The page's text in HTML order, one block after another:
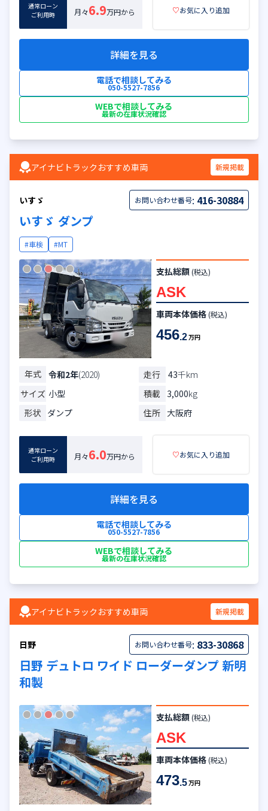
通常ローン
ご利用時
月々6.9万円から ♡お気に入り追加
詳細を見る
電話で相談してみる
050-5527-7856
WEBで相談してみる
最新の在庫状況確認
アイナビトラックおすすめ車両 新規掲載
いすゞ お問い合わせ番号: 416-30884
いすゞ ダンプ
#車検 #MT
支払総額 (税込)
ASK
車両本体価格 (税込)
456.2万円
年式 令和2年(2020) 走行 43千km
サイズ 小型 積載 3,000kg
形状 ダンプ 住所 大阪府
通常ローン
ご利用時
月々6.0万円から ♡お気に入り追加
詳細を見る
電話で相談してみる
050-5527-7856
WEBで相談してみる
最新の在庫状況確認
アイナビトラックおすすめ車両 新規掲載
日野 お問い合わせ番号: 833-30868
日野 デュトロ ワイド ローダーダンプ 新明
和製
支払総額 (税込)
ASK
車両本体価格 (税込)
473.5万円